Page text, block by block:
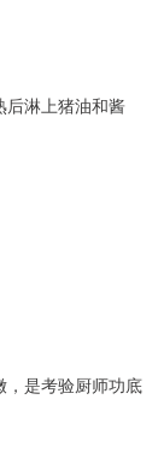
后淋上猪油和酱
，是考验厨师功底